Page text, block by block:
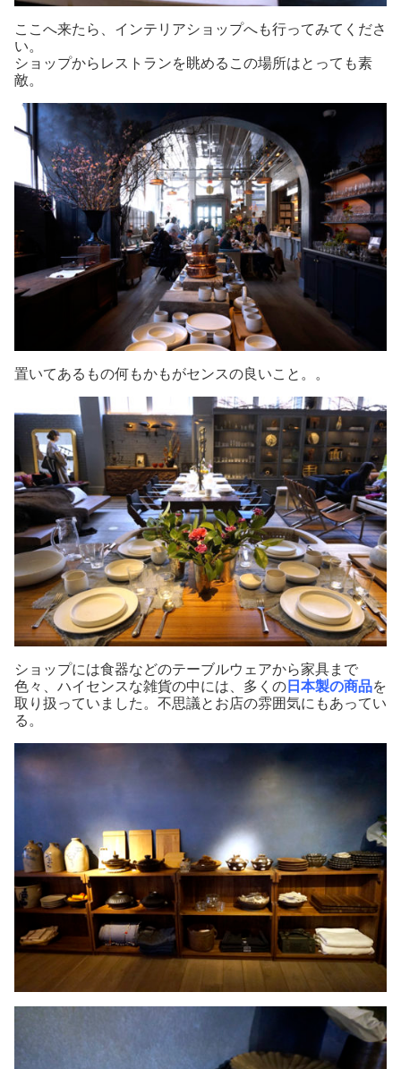
ここへ来たら、インテリアショップへも行ってみてくださ
い。
ショップからレストランを眺めるこの場所はとっても素
敵。
置いてあるもの何もかもがセンスの良いこと。。
ショップには食器などのテーブルウェアから家具まで
色々、ハイセンスな雑貨の中には、多くの 日本製の商品を
取り扱っていました。不思議とお店の雰囲気にもあってい
る。